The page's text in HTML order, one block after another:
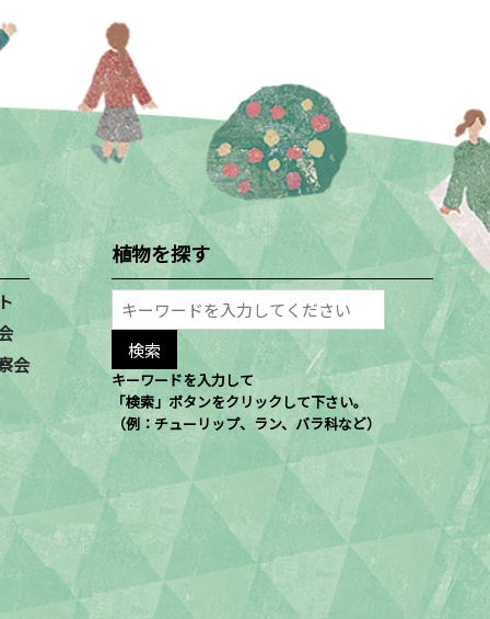
会
植物を探す
キーワードを入力して
「検索」ボタンをクリックして下さい。
（例：チューリップ、ラン、バラ科など）